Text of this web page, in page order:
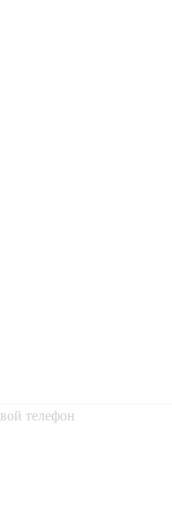
телефон